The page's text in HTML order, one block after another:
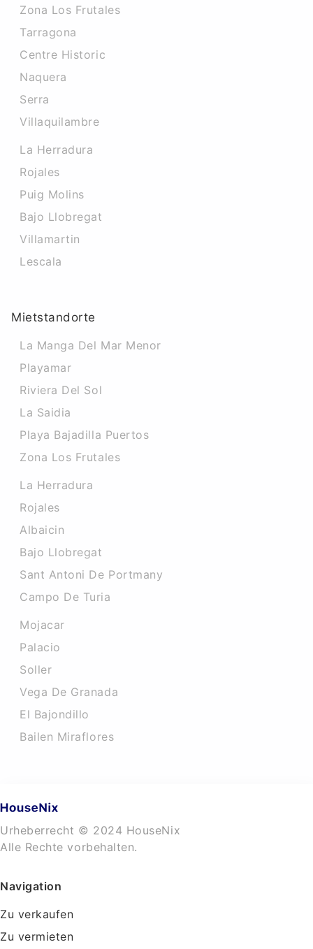
Zona Los Frutales
Tarragona
Centre Historic
Naquera
Serra
Villaquilambre
La Herradura
Rojales
Puig Molins
Bajo Llobregat
Villamartin
Lescala
Mietstandorte
La Manga Del Mar Menor
Playamar
Riviera Del Sol
La Saidia
Playa Bajadilla Puertos
Zona Los Frutales
La Herradura
Rojales
Albaicin
Bajo Llobregat
Sant Antoni De Portmany
Campo De Turia
Mojacar
Palacio
Soller
Vega De Granada
El Bajondillo
Bailen Miraflores
Urheberrecht © 2024 HouseNix
Alle Rechte vorbehalten.
Navigation
Zu verkaufen
Zu vermieten